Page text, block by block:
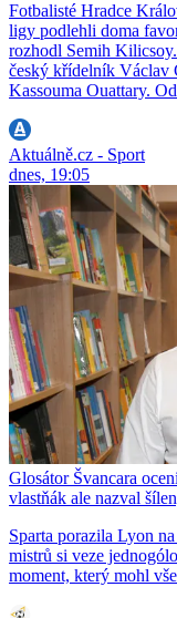
Fotbalisté Hradce
ligy podlehli doma
rozhodl Semih
český křídelník Václav
Kassouma Ouattary.
Aktuálně.cz - Sport
dnes, 19:05
Glosátor Švancara
vlastňák ale nazval
Sparta porazila Lyon
mistrů si veze
moment, který mohl